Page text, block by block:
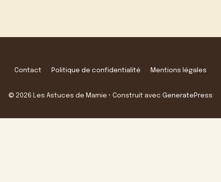
Contact Politique de confidentialité Mentions légales
© 2026 Les Astuces de Mamie • Construit avec GeneratePress